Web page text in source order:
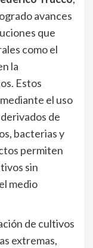
avances
que
como el
la
Estos
el uso
de
bacterias y
permiten
sin
medio
de cultivos
extremas,